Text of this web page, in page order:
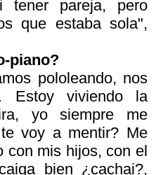
tener pareja, pero
que estaba sola",
piano?
pololeando, nos
Estoy viviendo la
yo siempre me
voy a mentir? Me
con mis hijos, con el
bien ¿cachai?,